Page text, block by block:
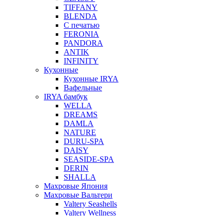
TIFFANY
BLENDA
С печатью
FERONIA
PANDORA
ANTIK
INFINITY
Кухонные
Кухонные IRYA
Вафельные
IRYA бамбук
WELLA
DREAMS
DAMLA
NATURE
DURU-SPA
DAISY
SEASIDE-SPA
DERIN
SHALLA
Махровые Япония
Махровые Вальтери
Valtery Seashells
Valtery Wellness